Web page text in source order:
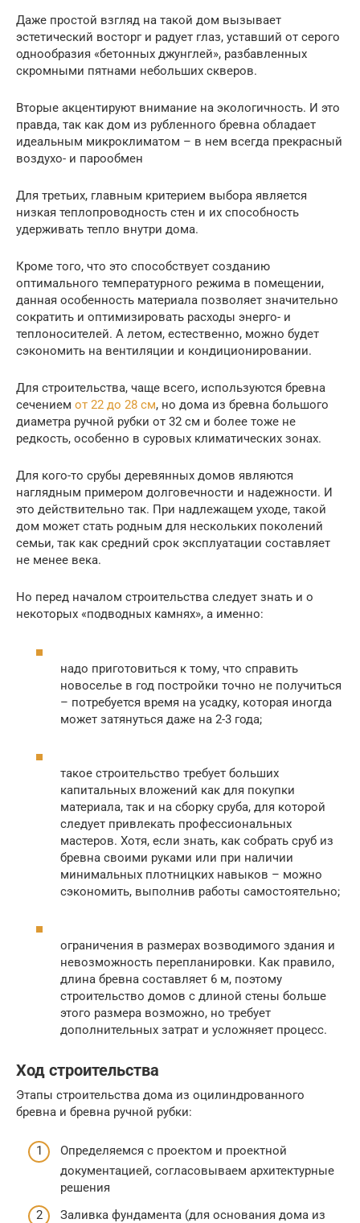
Даже простой взгляд на такой дом вызывает
эстетический восторг и радует глаз, уставший от серого
однообразия «бетонных джунглей», разбавленных
скромными пятнами небольших скверов.
Вторые акцентируют внимание на экологичность. И это
правда, так как дом из рубленного бревна обладает
идеальным микроклиматом – в нем всегда прекрасный
воздухо- и парообмен
Для третьих, главным критерием выбора является
низкая теплопроводность стен и их способность
удерживать тепло внутри дома.
Кроме того, что это способствует созданию
оптимального температурного режима в помещении,
данная особенность материала позволяет значительно
сократить и оптимизировать расходы энерго- и
теплоносителей. А летом, естественно, можно будет
сэкономить на вентиляции и кондиционировании.
Для строительства, чаще всего, используются бревна
сечением от 22 до 28 см, но дома из бревна большого
диаметра ручной рубки от 32 см и более тоже не
редкость, особенно в суровых климатических зонах.
Для кого-то срубы деревянных домов являются
наглядным примером долговечности и надежности. И
это действительно так. При надлежащем уходе, такой
дом может стать родным для нескольких поколений
семьи, так как средний срок эксплуатации составляет
не менее века.
Но перед началом строительства следует знать и о
некоторых «подводных камнях», а именно:
надо приготовиться к тому, что справить
новоселье в год постройки точно не получиться
– потребуется время на усадку, которая иногда
может затянуться даже на 2-3 года;
такое строительство требует больших
капитальных вложений как для покупки
материала, так и на сборку сруба, для которой
следует привлекать профессиональных
мастеров. Хотя, если знать, как собрать сруб из
бревна своими руками или при наличии
минимальных плотницких навыков – можно
сэкономить, выполнив работы самостоятельно;
ограничения в размерах возводимого здания и
невозможность перепланировки. Как правило,
длина бревна составляет 6 м, поэтому
строительство домов с длиной стены больше
этого размера возможно, но требует
дополнительных затрат и усложняет процесс.
Ход строительства
Этапы строительства дома из оцилиндрованного
бревна и бревна ручной рубки:
Определяемся с проектом и проектной
документацией, согласовываем архитектурные
решения
Заливка фундамента (для основания дома из